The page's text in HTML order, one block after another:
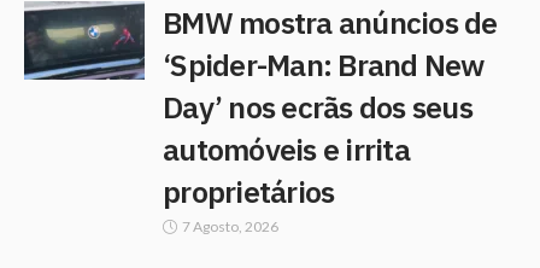
BMW mostra anúncios de
‘Spider-Man: Brand New
Day’ nos ecrãs dos seus
automóveis e irrita
proprietários
7 Agosto, 2026